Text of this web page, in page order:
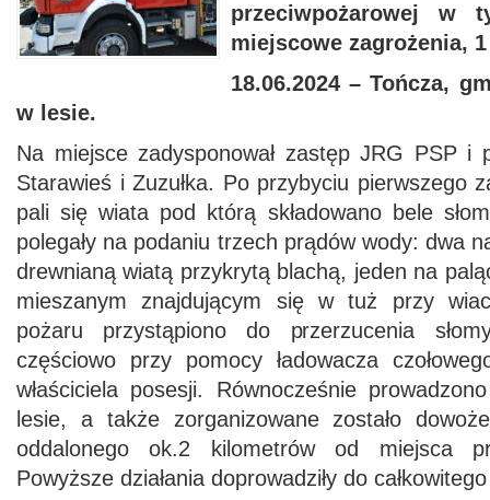
przeciwpożarowej w
miejscowe zagrożenia,
18.06.2024 – Tończa,
w lesie.
Na miejsce zadysponował zastęp JRG PSP i
Starawieś i Zuzułka. Po przybyciu pierwszego
pali się wiata pod którą składowano bele
polegały na podaniu trzech prądów wody: dwa
drewnianą wiatą przykrytą blachą, jeden na
mieszanym znajdującym się w tuż przy
pożaru przystąpiono do przerzucenia
częściowo przy pomocy ładowacza
właściciela posesji. Równocześnie
lesie, a także zorganizowane zostało
oddalonego ok.2 kilometrów od miejsca
Powyższe działania doprowadziły do